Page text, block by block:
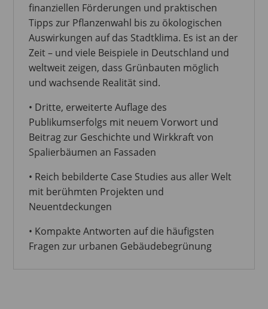
finanziellen Förderungen und praktischen
Tipps zur Pflanzenwahl bis zu ökologischen
Auswirkungen auf das Stadtklima. Es ist an der
Zeit – und viele Beispiele in Deutschland und
weltweit zeigen, dass Grünbauten möglich
und wachsende Realität sind.
• Dritte, erweiterte Auflage des
Publikumserfolgs mit neuem Vorwort und
Beitrag zur Geschichte und Wirkkraft von
Spalierbäumen an Fassaden
• Reich bebilderte Case Studies aus aller Welt
mit berühmten Projekten und
Neuentdeckungen
• Kompakte Antworten auf die häufigsten
Fragen zur urbanen Gebäudebegrünung